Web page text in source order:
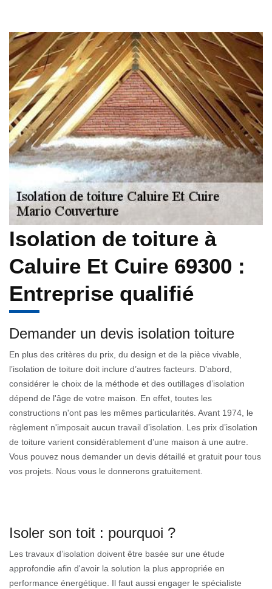
Isolation de toiture à
Caluire Et Cuire 69300 :
Entreprise qualifié
Demander un devis isolation toiture
En plus des critères du prix, du design et de la pièce vivable,
l’isolation de toiture doit inclure d’autres facteurs. D’abord,
considérer le choix de la méthode et des outillages d’isolation
dépend de l'âge de votre maison. En effet, toutes les
constructions n'ont pas les mêmes particularités. Avant 1974, le
règlement n'imposait aucun travail d’isolation. Les prix d’isolation
de toiture varient considérablement d’une maison à une autre.
Vous pouvez nous demander un devis détaillé et gratuit pour tous
vos projets. Nous vous le donnerons gratuitement.
Isoler son toit : pourquoi ?
Les travaux d’isolation doivent être basée sur une étude
approfondie afin d'avoir la solution la plus appropriée en
performance énergétique. Il faut aussi engager le spécialiste